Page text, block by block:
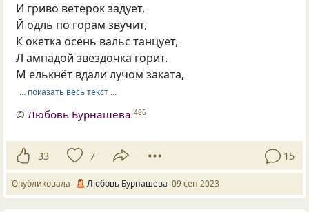
И гриво ветерок задует,
Й одль по горам звучит,
К окетка осень вальс танцует,
Л ампадой звёздочка горит.
М елькнёт вдали лучом заката,
… показать весь текст …
©Любовь Бурнашева 486
33 7 15
Опубликовала Любовь Бурнашева 09 сен 2023